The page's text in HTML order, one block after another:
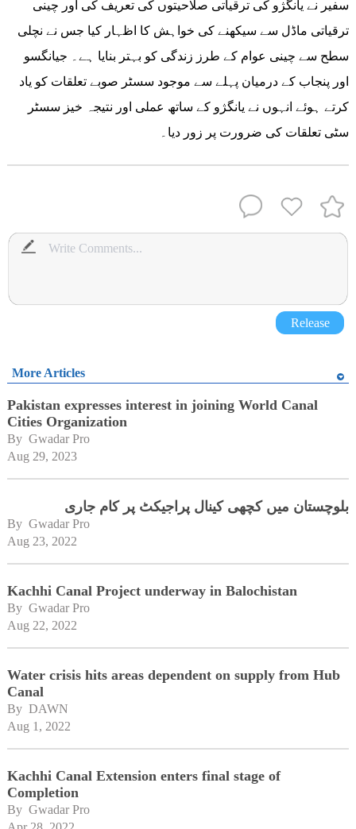
ترقیاتی ماڈل سے سیکھنے کی خواہش کا اظہار کیا جس نے نچلی
سطح سے چینی عوام کے طرز زندگی کو بہتر بنایا ہے۔ جیانگسو
اور پنجاب کے درمیان پہلے سے موجود سسٹر صوبے تعلقات کو یاد
کرتے ہوئے انہوں نے یانگژو کے ساتھ عملی اور نتیجہ خیز سسٹر
سٹی تعلقات کی ضرورت پر زور دیا۔
Release
More Articles
Pakistan expresses interest in joining World Canal
Cities Organization
By Gwadar Pro
Aug 29, 2023
بلوچستان میں کچھی کینال پراجیکٹ پر کام جاری
By Gwadar Pro
Aug 23, 2022
Kachhi Canal Project underway in Balochistan
By Gwadar Pro
Aug 22, 2022
Water crisis hits areas dependent on supply from Hub
Canal
By DAWN
Aug 1, 2022
Kachhi Canal Extension enters final stage of
Completion
By Gwadar Pro